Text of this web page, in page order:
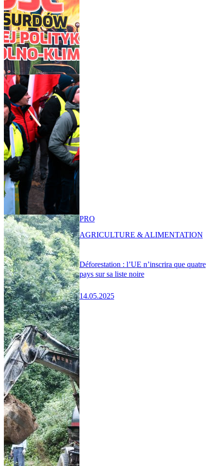
Déforestation : l’UE n’inscrira que quatre
pays sur sa liste noire
14.05.2025
PRO
AGRICULTURE & ALIMENTATION